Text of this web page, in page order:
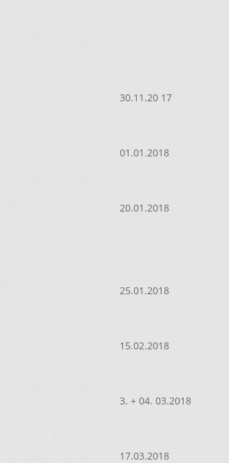
30.11.20 17
01.01.2018
20.01.2018
25.01.2018
15.02.2018
3. + 04. 03.2018
17.03.2018